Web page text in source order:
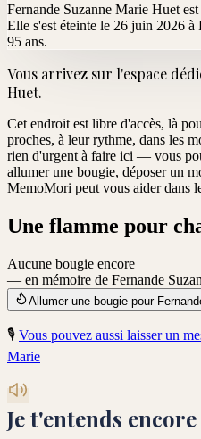
Fernande Suzanne Marie Huet
Elle s'est éteinte le 26 juin 2026
95 ans.
Vous arrivez sur l'espace
Huet.
Cet endroit est libre d'accès, là
proches, à leur rythme, dans les
rien d'urgent à faire ici — vous
allumer une bougie, déposer un
MemoMori peut vous aider dans
Une flamme pour
Aucune bougie encore
— en mémoire de Fernande
Allumer une bougie pour
🎙️ Vous pouvez aussi laisser un
Marie
Je t'entends encore